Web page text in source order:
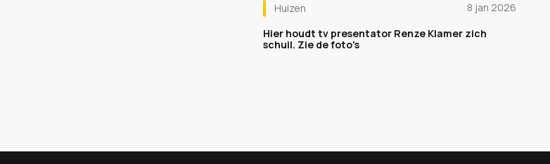
Huizen
8 jan 2026
Hier houdt tv presentator Renze Klamer zich
schuil. Zie de foto's